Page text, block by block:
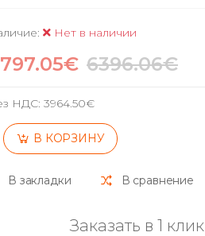
Нет в наличии
6396.06€
НДС: 3964.50€
В КОРЗИНУ
В закладки В сравнение
Заказать в 1 клик